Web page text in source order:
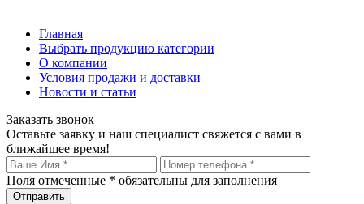
Главная
Выбрать продукцию категории
О компании
Условия продажи и доставки
Новости и статьи
Заказать звонок
Оставьте заявку и наш специалист свяжется с вами в
ближайшее время!
Поля отмеченные * обязательны для заполнения